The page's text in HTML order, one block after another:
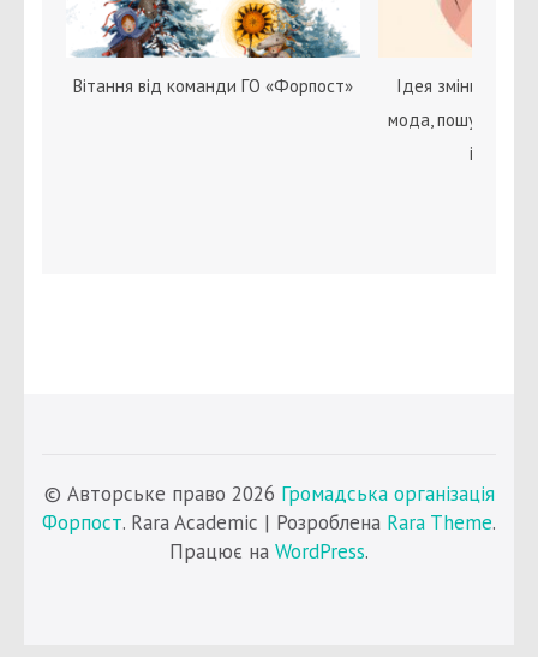
Вітання від команди ГО «Форпост»
Ідея зміни статі
мода, пошук себе
© Авторське право 2026 Громадська організація
Форпост. Rara Academic | Розроблена Rara Theme.
Працює на WordPress.